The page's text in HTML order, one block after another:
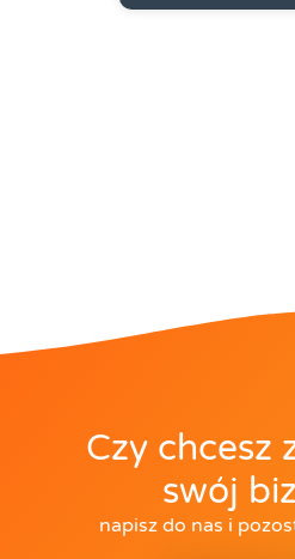
Czy chcesz
swój
napisz do nas i